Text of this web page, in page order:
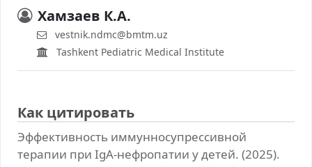
Хамзаев К.А.
vestnik.ndmc@bmtm.uz
Tashkent Pediatric Medical Institute
Как цитировать
Эффективность иммунносупрессивной
терапии при IgA-нефропатии у детей. (2025).